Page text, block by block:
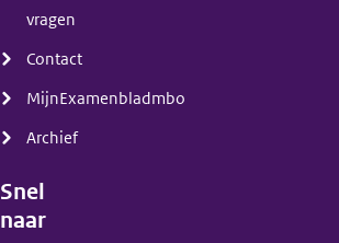
vragen
Contact
MijnExamenbladmbo
Archief
Snel
naar